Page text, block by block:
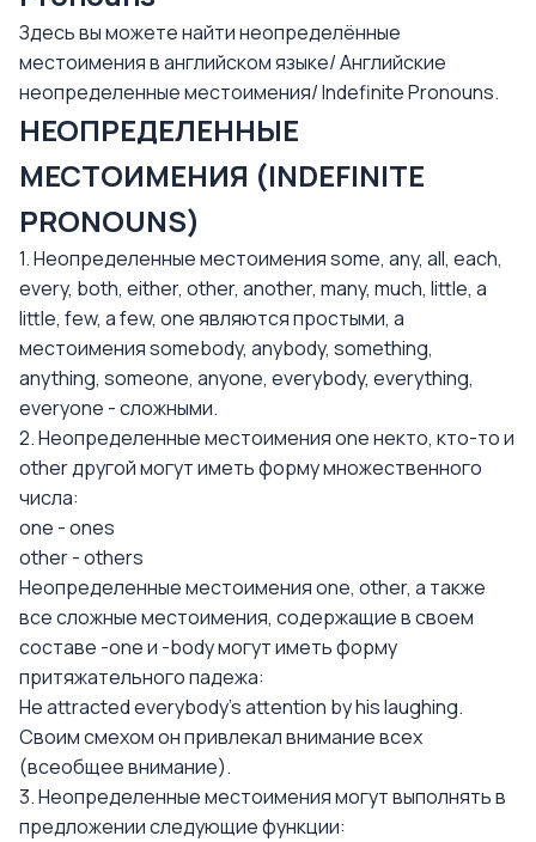
Здесь вы можете найти неопределённые
местоимения в английском языке/ Английские
неопределенные местоимения/ Indefinite Pronouns.
НЕОПРЕДЕЛЕННЫЕ
МЕСТОИМЕНИЯ (INDEFINITE
PRONOUNS)
1. Неопределенные местоимения some, any, all, each,
every, both, either, other, another, many, much, little, a
little, few, a few, one являются простыми, а
местоимения somebody, anybody, something,
anything, someone, anyone, everybody, everything,
everyone - сложными.
2. Неопределенные местоимения one некто, кто-то и
other другой могут иметь форму множественного
числа:
one - ones
other - others
Неопределенные местоимения one, other, а также
все сложные местоимения, содержащие в своем
составе -one и -body могут иметь форму
притяжательного падежа:
Не attracted everybody's attention by his laughing.
Своим смехом он привлекал внимание всех
(всеобщее внимание).
3. Неопределенные местоимения могут выполнять в
предложении следующие функции: